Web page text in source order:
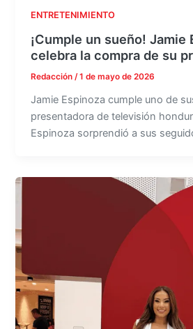
ENTRETENIMIENTO
¡Cumple un sueño! Jamie
celebra la compra de su
Redacción /1 de mayo de 2026
Jamie Espinoza cumple uno de
presentadora de televisión
Espinoza sorprendió a sus